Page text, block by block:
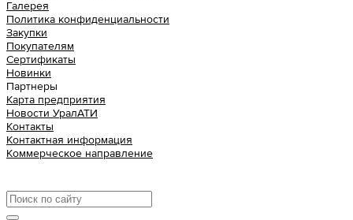
Галерея
Политика конфиденциальности
Закупки
Покупателям
Сертификаты
Новинки
Партнеры
Карта предприятия
Новости УралАТИ
Контакты
Контактная информация
Коммерческое направление